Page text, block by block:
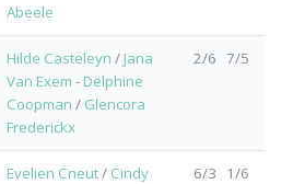
Abeele
Hilde Casteleyn / Jana
Van Exem - Delphine
Coopman / Glencora
Frederickx
2/6 7/5
Evelien Cneut/ Cindy
6/3 1/6